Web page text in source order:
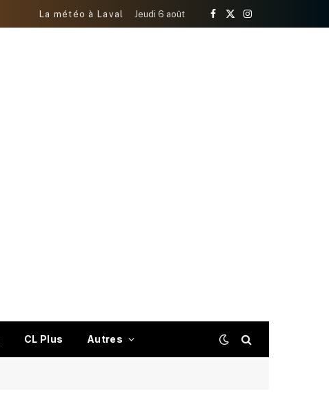
La météo à Laval Jeudi 6 août
Facebook
X
Instagram
CL Plus Autres